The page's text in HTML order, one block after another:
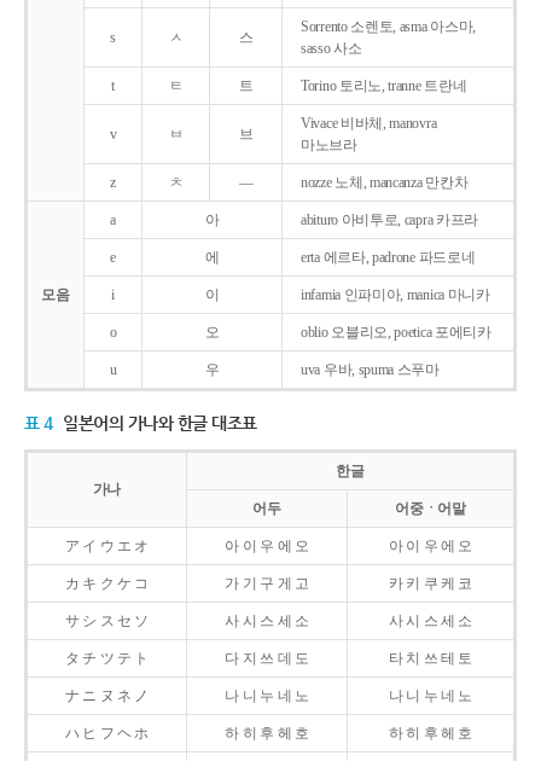
s ㅅ 스
Sorrento 소렌토, asma 아스마,
sasso 사소
t ㅌ 트 Torino 토리노, tranne 트란네
v ㅂ 브
Vivace 비바체, manovra
마노브라
z ㅊ ― nozze 노체, mancanza 만칸차
모음
a 아 abituro 아비투로, capra 카프라
e 에 erta 에르타, padrone 파드로네
i 이 infamia 인파미아, manica 마니카
o 오 oblio 오블리오, poetica 포에티카
u 우 uva 우바, spuma 스푸마
표 4 일본어의 가나와 한글 대조표
가나
한글
어두 어중ㆍ어말
ア イ ウ エ オ 아 이 우 에 오 아 이 우 에 오
カ キ ク ケ コ 가 기 구 게 고 카 키 쿠 케 코
サ シ ス セ ソ 사 시 스 세 소 사 시 스 세 소
タ チ ツ テ ト 다 지 쓰 데 도 타 치 쓰 테 토
ナ ニ ヌ ネ ノ 나 니 누 네 노 나 니 누 네 노
ハ ヒ フ ヘ ホ 하 히 후 헤 호 하 히 후 헤 호